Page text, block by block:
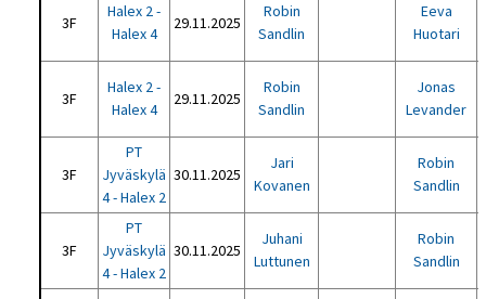
3F
Halex 2 -
Halex 4
29.11.2025
Robin
Sandlin
Eeva
Huotari
3F
Halex 2 -
Halex 4
29.11.2025
Robin
Sandlin
Jonas
Levander
3F
PT
Jyväskylä
4 - Halex 2
30.11.2025
Jari
Kovanen
Robin
Sandlin
3F
PT
Jyväskylä
4 - Halex 2
30.11.2025
Juhani
Luttunen
Robin
Sandlin